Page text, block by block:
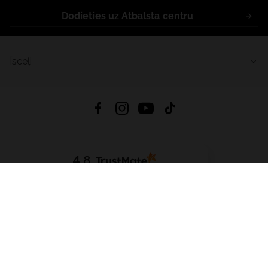
Dodieties uz Atbalsta centru
4.8